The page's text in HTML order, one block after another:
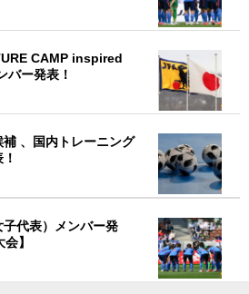
CAMP inspired
バー発表！
、国内トレーニング
代表）メンバー発
】